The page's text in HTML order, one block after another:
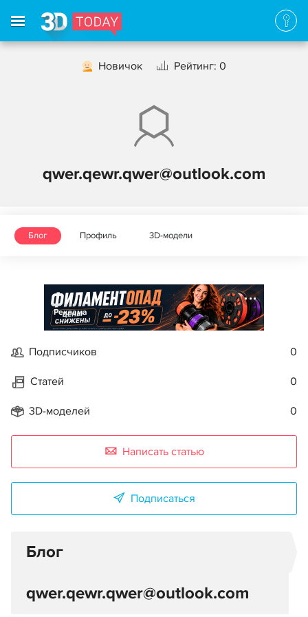
Новичок Рейтинг: 0
qwer.qewr.qwer@outlook.com
Блог Профиль 3D-модели
Реклама
Подписчиков 0
Статей 0
3D-моделей 0
Написать статью
Подписаться
Блог
qwer.qewr.qwer@outlook.com